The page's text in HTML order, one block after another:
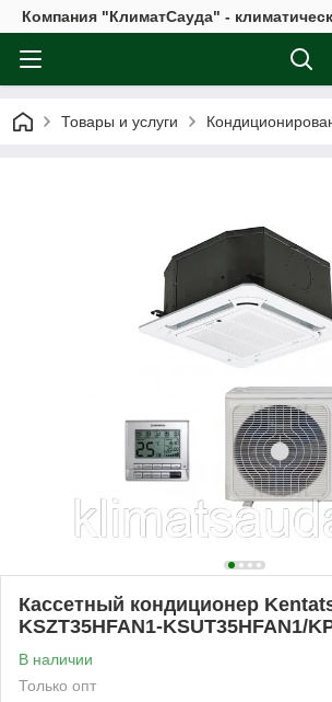
Компания "КлиматСауда" -
Товары и услуги
Кассетный кондиционер
KSZT35HFAN1-KSUT35HFAN1/
В наличии
Только опт